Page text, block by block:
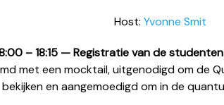
Host: Yvonne Smit
– 18:15 — Registratie van de
met een mocktail, uitgenodigd om de
bekijken en aangemoedigd om in de